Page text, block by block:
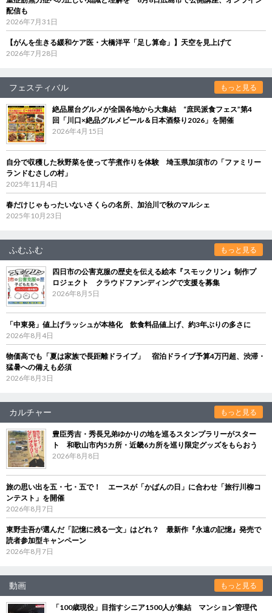
配信も
2026年7月31日
【がんを生きる緩和ケア医・大橋洋平「足し算命」】天空を見上げて
2026年7月28日
フェスティバル もっと見る
絶品屋台グルメが全国各地から大集結 “庶民派食フェス”第4
回「川口×絶品グルメビール＆日本酒祭り2026」を開催
2026年4月15日
自分で収穫した秋野菜を使って芋煮作りを体験 埼玉県加須市の「ファミリー
ランドむさしの村」
2025年11月4日
春だけじゃもったいないさくらの名所、加治川で秋のマルシェ
2025年10月23日
ふむふむ もっと見る
四日市の公害克服の歴史を伝える絵本『スモックリン』制作プ
ロジェクト クラウドファンディングで支援を募集
2026年8月5日
「中東発」値上げラッシュが本格化 飲食料品値上げ、約3年ぶりの多さに
2026年8月4日
物価高でも「夏は家族で長距離ドライブ」 宿泊ドライブ予算4万円超、渋滞・
猛暑への備えも必須
2026年8月3日
カルチャー もっと見る
豊臣秀吉・秀長兄弟ゆかりの地を巡るスタンプラリーがスター
ト 和歌山市内5カ所・近畿6カ所を巡り限定グッズをもらおう
2026年8月8日
旅の思い出を五・七・五で！ エースが「かばんの日」に合わせ「旅行川柳コ
ンテスト」を開催
2026年8月7日
東野圭吾が選んだ「記憶に残る一文」はどれ？ 最新作『永遠の記憶』発売で
読者参加型キャンペーン
2026年8月7日
動画 もっと見る
「100歳現役」目指すシニア1500人が集結 マンション管理代